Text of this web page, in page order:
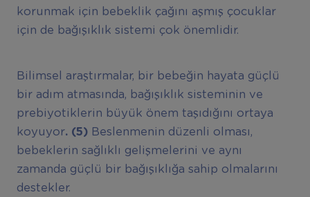
korunmak için bebeklik çağını aşmış çocuklar
için de bağışıklık sistemi çok önemlidir.
Bilimsel araştırmalar, bir bebeğin hayata güçlü
bir adım atmasında, bağışıklık sisteminin ve
prebiyotiklerin büyük önem taşıdığını ortaya
koyuyor. (5)Beslenmenin düzenli olması,
bebeklerin sağlıklı gelişmelerini ve aynı
zamanda güçlü bir bağışıklığa sahip olmalarını
destekler.